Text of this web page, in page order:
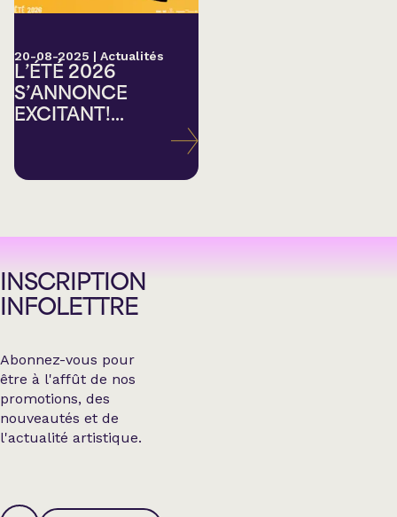
20-08-2025 | Actualités
L’ÉTÉ 2026
S’ANNONCE
EXCITANT!...
INSCRIPTION
INFOLETTRE
Abonnez-vous pour
être à l'affût de nos
promotions, des
nouveautés et de
l'actualité artistique.